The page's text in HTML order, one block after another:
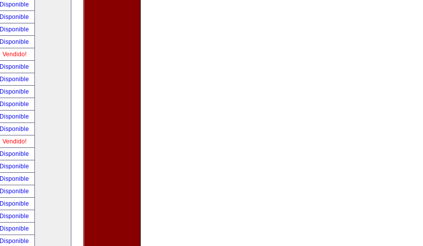
Disponible
Disponible
Disponible
Disponible
Vendido!
Disponible
Disponible
Disponible
Disponible
Disponible
Disponible
Vendido!
Disponible
Disponible
Disponible
Disponible
Disponible
Disponible
Disponible
Disponible